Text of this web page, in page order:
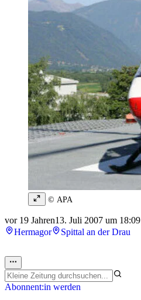
© APA
vor 19 Jahren13. Juli 2007 um 18:09
Hermagor
Spittal an der Drau
Abonnent:in werden